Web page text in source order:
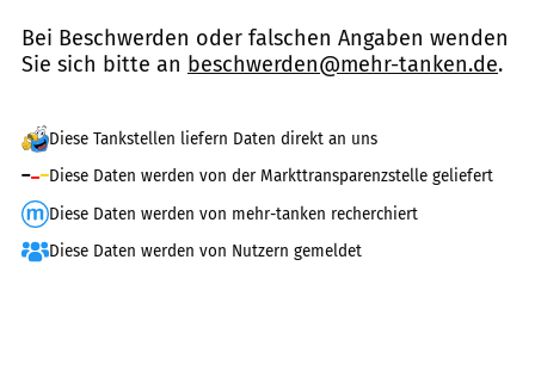
Bei Beschwerden oder falschen Angaben wenden
Sie sich bitte an beschwerden@mehr-tanken.de.
Diese Tankstellen liefern Daten direkt an uns
Diese Daten werden von der Markttransparenzstelle geliefert
Diese Daten werden von mehr-tanken recherchiert
Diese Daten werden von Nutzern gemeldet